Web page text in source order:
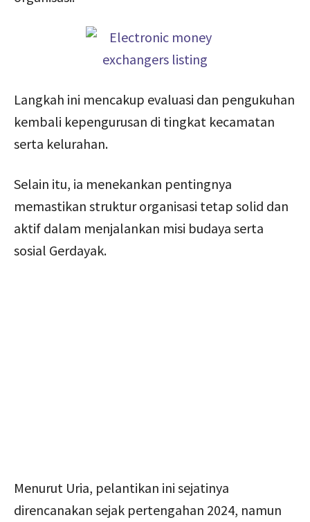
Langkah ini mencakup evaluasi dan pengukuhan
kembali kepengurusan di tingkat kecamatan
serta kelurahan.
Selain itu, ia menekankan pentingnya
memastikan struktur organisasi tetap solid dan
aktif dalam menjalankan misi budaya serta
sosial Gerdayak.
Menurut Uria, pelantikan ini sejatinya
direncanakan sejak pertengahan 2024, namun